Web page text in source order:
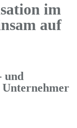
im
auf
und